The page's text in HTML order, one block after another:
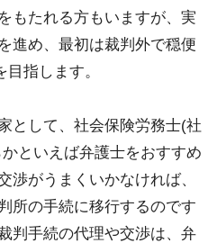
もたれる方もいますが、実
進め、最初は裁判外で穏便
指します。
として、社会保険労務士(社
といえば弁護士をおすすめ
渉がうまくいかなければ、
所の手続に移行するのです
判手続の代理や交渉は、弁